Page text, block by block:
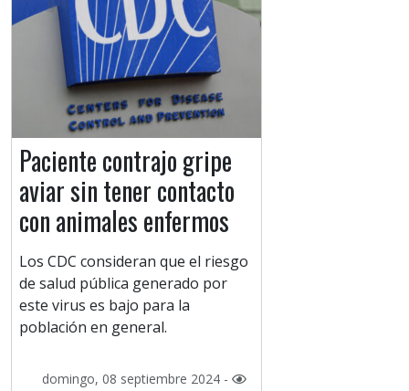
Paciente contrajo gripe
aviar sin tener contacto
con animales enfermos
Los CDC consideran que el riesgo
de salud pública generado por
este virus es bajo para la
población en general.
domingo, 08 septiembre 2024 -